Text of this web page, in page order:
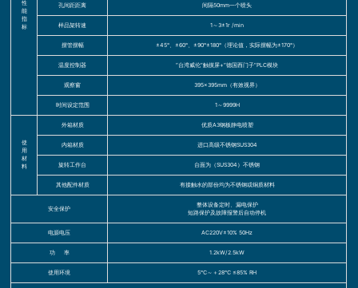
性
能
指
标
孔间距距离 间隔50mm一个喷头
样品架转速 1～3±1r /min
摆管摆幅 ±45°、±60°、±90°±180°（理论值，实际摆幅为±170°）
温度控制器 “台湾威伦”触摸屏+“德国西门子”PLC模块
观察窗 395×395mm（有效视界）
时间设定范围 1～9999H
使
用
材
料
外箱材质 优质A3钢板静电喷塑
内箱材质 进口高级不锈钢SUS304
旋转工作台 台面为（SUS304）不锈钢
其他配件材质 有接触水的部份均为不锈钢或铜质材料
安全保护
整体设备定时、漏电保护
短路保护及故障报警后自动停机
电源电压 AC220V±10% 50Hz
功 率 1.2kW/2.5kW
使用环境 5℃～＋28℃ ≤85% RH